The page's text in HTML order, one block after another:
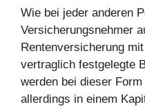
Wie bei jeder anderen
Versicherungsnehmer
Rentenversicherung
vertraglich festgelegte
werden bei dieser
allerdings in einem